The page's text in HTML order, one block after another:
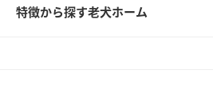
特徴から探す老犬ホーム